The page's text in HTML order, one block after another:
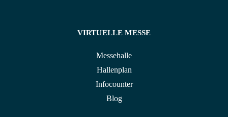
VIRTUELLE MESSE
Messehalle
Hallenplan
Infocounter
Blog